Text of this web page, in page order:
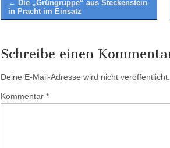
navigation
← Die „Grüngruppe“ aus Steckenstein
in Pracht im Einsatz
Schreibe einen
Deine E-Mail-Adresse wird nicht veröffentlicht.
Kommentar *